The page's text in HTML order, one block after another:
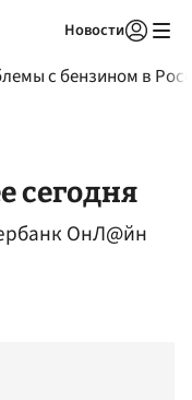
Новости
с бензином в
сегодня
ОнЛ@йн